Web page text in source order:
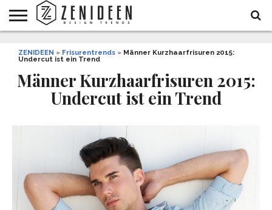
INNENDESIGN
ARCHITEKTUR
GARTEN
UND
LIFESTYLE
DEKO
&
DIY
STYLE
REZEPTE
GESUNDHEIT
WEIHNACHTEN
ZENIDEEN » Frisurentrends » Männer Kurzhaarfrisuren 2015:
Undercut ist ein Trend
Männer Kurzhaarfrisuren 2015:
Undercut ist ein Trend